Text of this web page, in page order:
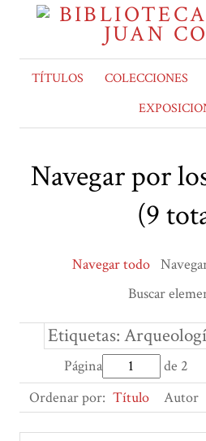
TÍTULOS COLECCIONES
Navegar por
(9
Navegar todo
Buscar
Etiquetas:
Página de 2
Ordenar por: Título Autor